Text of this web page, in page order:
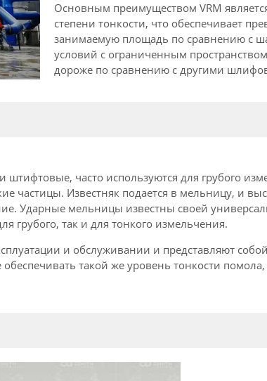
Основным преимуществом VRM
степени тонкости, что обеспечивает
занимаемую площадь по сравнению с
условий с ограниченным
дороже по сравнению с другими
часто используются для грубого
частицы. Известняк подается в мельницу, и
Ударные мельницы известны своей
грубого, так и для тонкого измельчения.
и обслуживании и представляют
такой же уровень тонкости